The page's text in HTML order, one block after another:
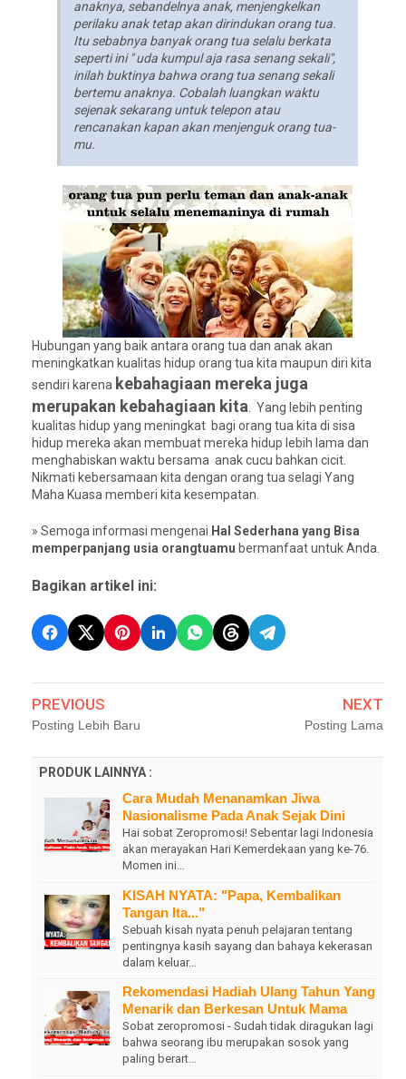
anaknya, sebandelnya anak, menjengkelkan
perilaku anak tetap akan dirindukan orang tua.
Itu sebabnya banyak orang tua selalu berkata
seperti ini " uda kumpul aja rasa senang sekali",
inilah buktinya bahwa orang tua senang sekali
bertemu anaknya. Cobalah luangkan waktu
sejenak sekarang untuk telepon atau
rencanakan kapan akan menjenguk orang tua-
mu.
Hubungan yang baik antara orang tua dan anak akan
meningkatkan kualitas hidup orang tua kita maupun diri kita
sendiri karena kebahagiaan mereka juga
merupakan kebahagiaan kita . Yang lebih penting
kualitas hidup yang meningkat bagi orang tua kita di sisa
hidup mereka akan membuat mereka hidup lebih lama dan
menghabiskan waktu bersama anak cucu bahkan cicit.
Nikmati kebersamaan kita dengan orang tua selagi Yang
Maha Kuasa memberi kita kesempatan.
» Semoga informasi mengenai Hal Sederhana yang Bisa
memperpanjang usia orangtuamu bermanfaat untuk Anda.
Bagikan artikel ini:
PREVIOUS
Posting Lebih Baru
NEXT
Posting Lama
PRODUK LAINNYA :
Cara Mudah Menanamkan Jiwa
Nasionalisme Pada Anak Sejak Dini
Hai sobat Zeropromosi! Sebentar lagi Indonesia
akan merayakan Hari Kemerdekaan yang ke-76.
Momen ini…
KISAH NYATA: "Papa, Kembalikan
Tangan Ita..."
Sebuah kisah nyata penuh pelajaran tentang
pentingnya kasih sayang dan bahaya kekerasan
dalam keluar…
Rekomendasi Hadiah Ulang Tahun Yang
Menarik dan Berkesan Untuk Mama
Sobat zeropromosi - Sudah tidak diragukan lagi
bahwa seorang ibu merupakan sosok yang
paling berart…